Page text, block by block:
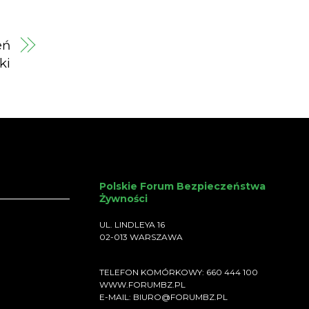
Polskie Forum Bezpieczeństwa
Żywności
UL. LINDLEYA 16
02-013 WARSZAWA
TELEFON KOMÓRKOWY: 660 444 100
WWW.FORUMBZ.PL
E-MAIL: BIURO@FORUMBZ.PL